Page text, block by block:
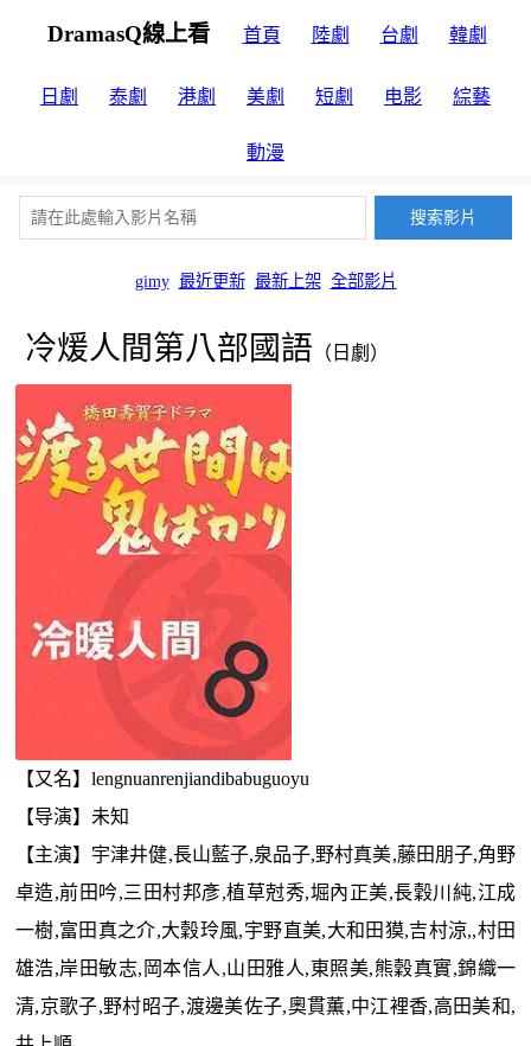
DramasQ線上看 首頁 陸劇 台劇 韓劇
日劇 泰劇 港劇 美劇 短劇 电影 綜藝
動漫
gimy 最近更新 最新上架 全部影片
冷煖人間第八部國語 （日劇）
【又名】lengnuanrenjiandibabuguoyu
【导演】未知
【主演】宇津井健,長山藍子,泉品子,野村真美,藤田朋子,角野
卓造,前田吟,三田村邦彥,植草尅秀,堀內正美,長穀川純,江成
一樹,富田真之介,大穀玲風,宇野直美,大和田獏,吉村涼,,村田
雄浩,岸田敏志,岡本信人,山田雅人,東照美,熊穀真實,錦織一
清,京歌子,野村昭子,渡邊美佐子,奧貫薫,中江裡香,高田美和,